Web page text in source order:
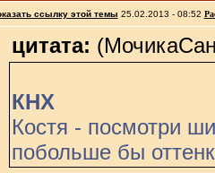
ссылку этой темы 25.02.2013 - 08:52
цитата:
КНХ
Костя - посмотри
побольше бы